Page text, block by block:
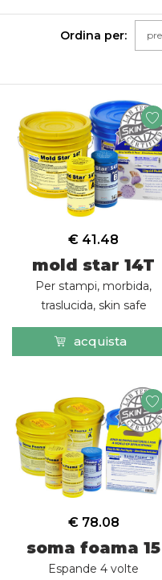
Ordina per:
mold star 14T
Per stampi, morbida,
traslucida, skin safe
€ 41.48
acquista
soma foama 15
Espande 4 volte
€ 78.08